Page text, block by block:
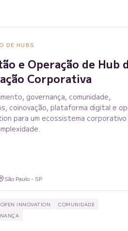
DE HUBS
e Operação de Hub
Corporativa
governança, comunidade,
coinovação, plataforma digital e
para um ecossistema corporativo
São Paulo - SP
OPEN INNOVATION
COMUNIDADE